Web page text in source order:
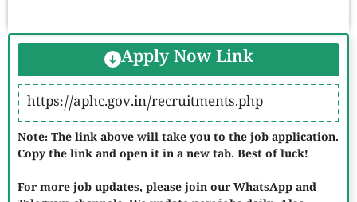
Apply Now Link
https://aphc.gov.in/recruitments.php
Note: The link above will take you to the job application.
Copy the link and open it in a new tab. Best of luck!
For more job updates, please join our WhatsApp and